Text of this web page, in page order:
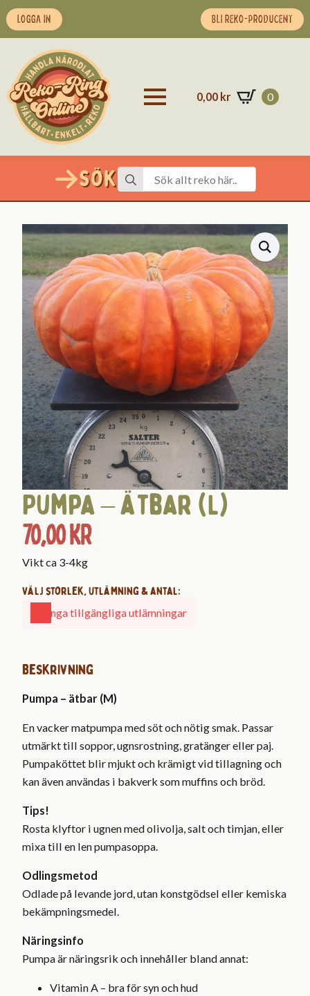
LOGGA IN BLI REKO-PRODUCENT
0,00 kr 0
Sök Search
for:
Pumpa – ätbar (L)
70,00kr
Vikt ca 3-4kg
Välj storlek, utlämning & antal:
Inga tillgängliga utlämningar
Beskrivning
Pumpa – ätbar (M)
En vacker matpumpa med söt och nötig smak. Passar
utmärkt till soppor, ugnsrostning, gratänger eller paj.
Pumpaköttet blir mjukt och krämigt vid tillagning och
kan även användas i bakverk som muffins och bröd.
Tips!
Rosta klyftor i ugnen med olivolja, salt och timjan, eller
mixa till en len pumpasoppa.
Odlingsmetod
Odlade på levande jord, utan konstgödsel eller kemiska
bekämpningsmedel.
Näringsinfo
Pumpa är näringsrik och innehåller bland annat:
Vitamin A – bra för syn och hud